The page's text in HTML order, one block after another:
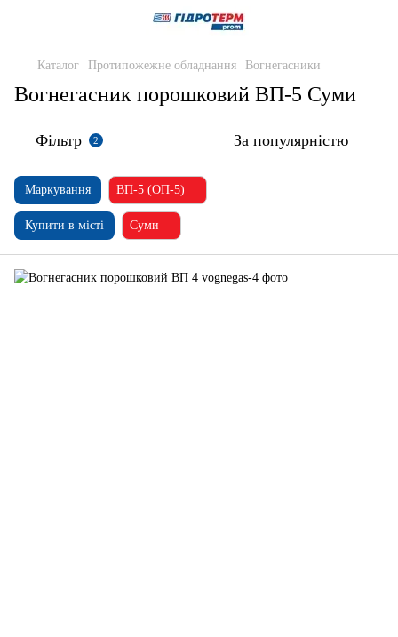
Каталог Протипожежне обладнання Вогнегасники
Вогнегасник порошковий ВП-5 Суми
Фільтр 2 За популярністю
Маркування ВП-5 (ОП-5)
Купити в місті Суми